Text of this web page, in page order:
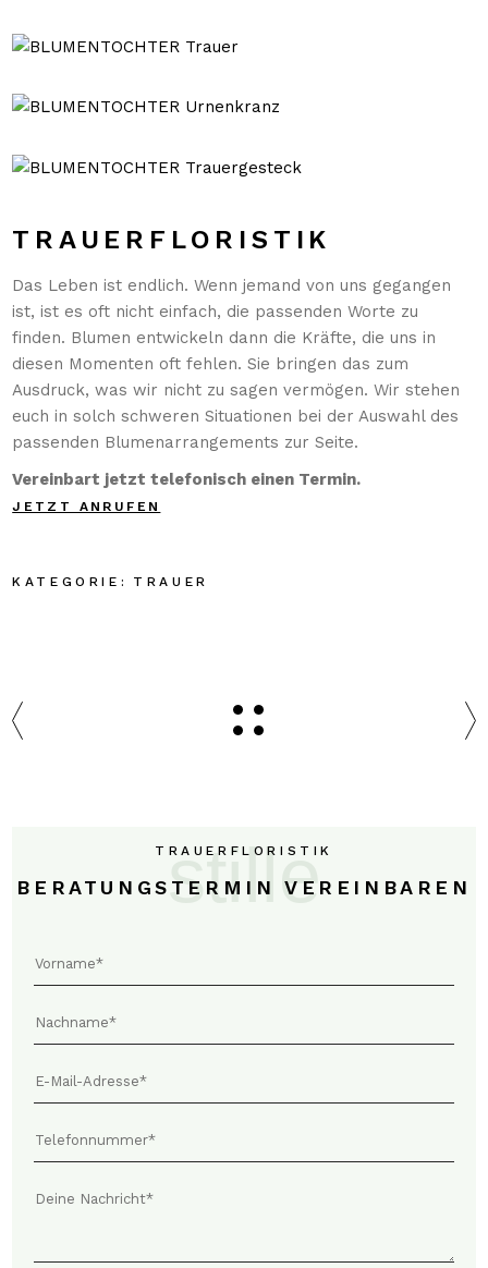
TRAUERFLORISTIK
Das Leben ist endlich. Wenn jemand von uns gegangen
ist, ist es oft nicht einfach, die passenden Worte zu
finden. Blumen entwickeln dann die Kräfte, die uns in
diesen Momenten oft fehlen. Sie bringen das zum
Ausdruck, was wir nicht zu sagen vermögen. Wir stehen
euch in solch schweren Situationen bei der Auswahl des
passenden Blumenarrangements zur Seite.
Vereinbart jetzt telefonisch einen Termin.
JETZT ANRUFEN
TRAUER
stille
TRAUERFLORISTIK
BERATUNGSTERMIN VEREINBAREN